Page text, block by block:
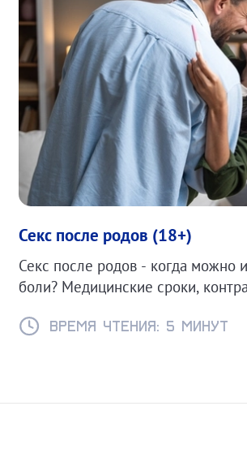
Секс после родов (18+)
Секс после родов - когда можно
боли? Медицинские сроки,
интимной жизни.
Время чтения: 5 минут